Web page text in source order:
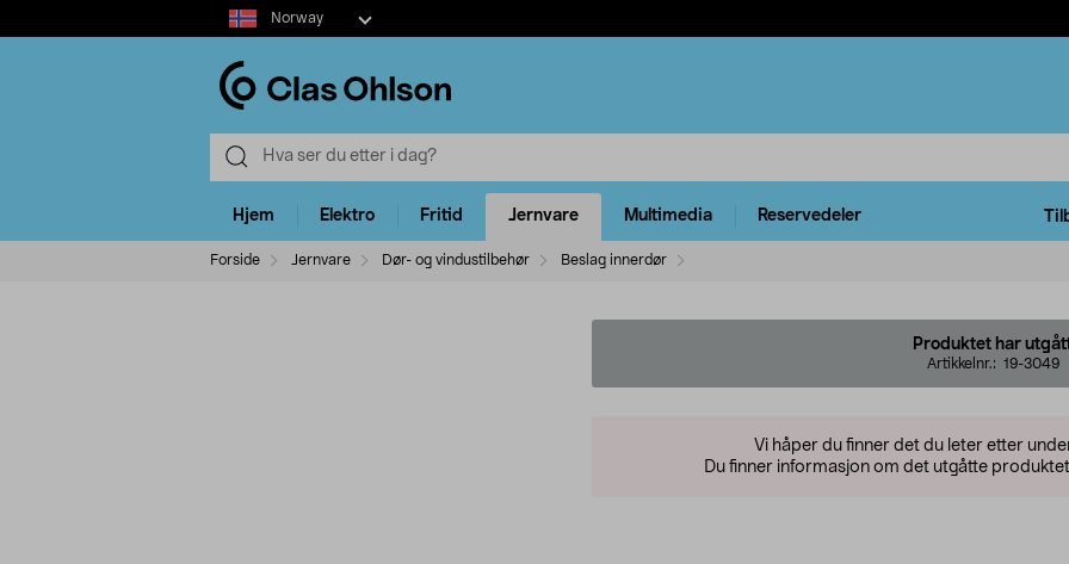
Select
market
Norway
Hjem Elektro Fritid Jernvare Multimedia Reservedeler
Forside Jernvare Dør- og vindustilbehør Beslag innerdør
Produktet har
Artikkelnr.: 19-3049
Vi håper du finner det du leter etter
Du finner informasjon om det utgåtte